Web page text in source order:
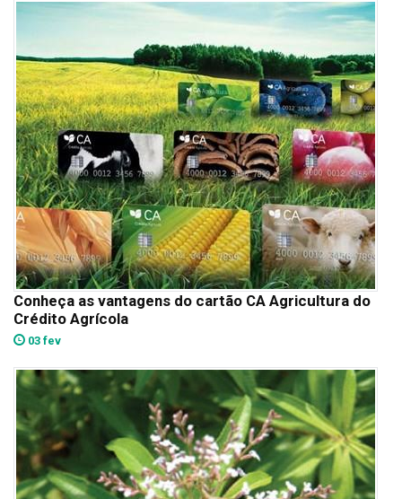
Conheça as vantagens do cartão CA Agricultura do
Crédito Agrícola
03 fev